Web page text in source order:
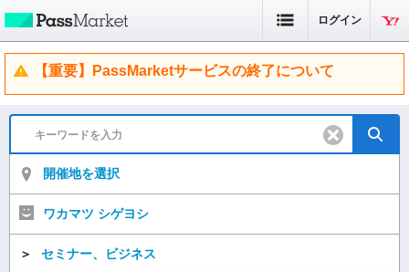
ログイン
【重要】PassMarketサービスの終了について
開催地を選択
ワカマツ シゲヨシ
＞ セミナー、ビジネス